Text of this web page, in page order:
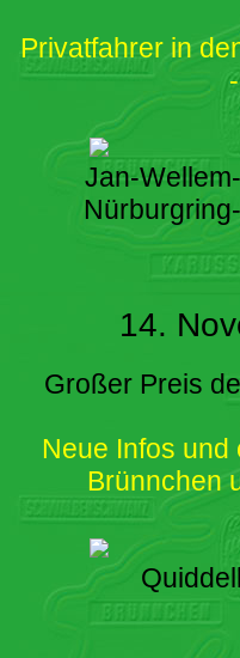
Privatfahrer in
Jan-
14.
Großer Preis
Neue Infos und
Brünnchen